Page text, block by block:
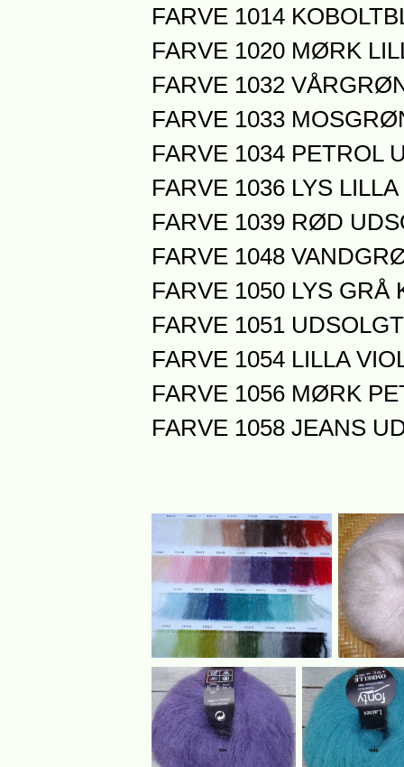
FARVE 1014
FARVE 1020 MØRK
FARVE 1032
FARVE 1033
FARVE 1034 PETROL
FARVE 1036 LYS
FARVE 1039 RØD
FARVE 1048
FARVE 1050 LYS GRÅ
FARVE 1051 UDSOLGT
FARVE 1054 LILLA
FARVE 1056 MØRK
FARVE 1058 JEANS